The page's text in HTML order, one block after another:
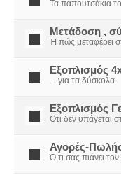
Τα παπουτσάκια
Μετάδοση ,
Ή πώς μεταφέρει
Εξοπλισμός
....για τα δύσκολα
Εξοπλισμός
Οτι δεν υπάγεται
Αγορές-
Ό,τι σας πιάνει